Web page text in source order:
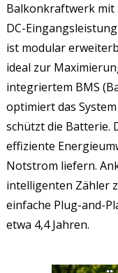
Balkonkraftwerk mit
DC-
ist modular
ideal zur
integriertem BMS
optimiert das
schützt die Batterie.
effiziente
Notstrom liefern.
intelligenten Zähler
einfache Plug-and-
etwa 4,4 Jahren.